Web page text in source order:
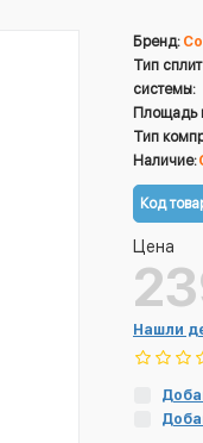
Бренд:
Тип сплит
системы:
Площадь
Тип
Наличие:
Код
Цена
Нашли